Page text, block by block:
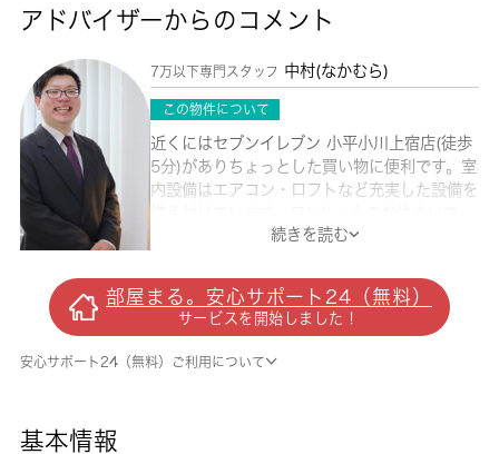
アドバイザーからのコメント
7万以下専門スタッフ 中村(なかむら)
この物件について
近くにはセブンイレブン 小平小川上宿店(徒歩
5分)がありちょっとした買い物に便利です。室
内設備はエアコン・ロフトなど充実した設備を
す。最上階の物件です。防犯対策もバッチリな
があると、より楽しい生活になりませんか。住
まいは誰にとっても重要な役割を果たしてくれ
るものです。ご希望の住まいを共に見つけまし
ょう。
続きを読む
部屋まる。安心サポート24（無料）
サービスを開始しました！
安心サポート24（無料）ご利用について
基本情報